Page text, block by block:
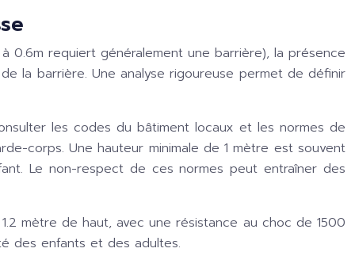
0.6m requiert généralement une barrière), la présence
la barrière. Une analyse rigoureuse permet de définir
les codes du bâtiment locaux et les normes de
corps. Une hauteur minimale de 1 mètre est souvent
Le non-respect de ces normes peut entraîner des
mètre de haut, avec une résistance au choc de 1500
des enfants et des adultes.